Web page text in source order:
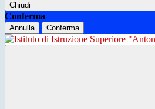
Chiudi
Conferma
Annulla Conferma